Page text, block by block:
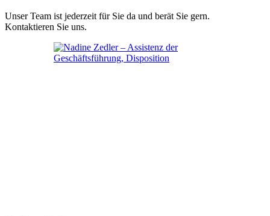
Unser Team ist jederzeit für Sie da und berät Sie gern.
Kontaktieren Sie uns.